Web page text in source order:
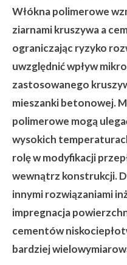
Włókna polimerowe
ziarnami kruszywa a
ograniczając ryzyko
uwzględnić wpływ
zastosowanego
mieszanki betonowej.
polimerowe mogą
wysokich
rolę w modyfikacji
wewnątrz konstrukcji.
innymi rozwiązaniami
impregnacja
cementów
bardziej